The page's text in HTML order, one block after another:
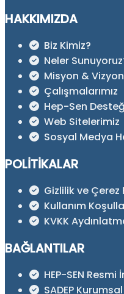
HAKKIMIZDA
Biz Kimiz?
Neler
Misyon & Vizyon
Çalışmalarımız
Hep-Sen
Web Sitelerimiz
Sosyal Medya
POLITIKALAR
Gizlilik ve Çerez
Kullanım
KVKK
BAĞLANTILAR
HEP-SEN
SADEP